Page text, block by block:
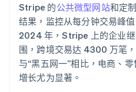
了解 Stripe 如
立即观看
Stripe 的公共微型网站和定
结果，监控从每分钟交易峰
2024 年，Stripe 上的企业
围，跨境交易达 4300 万笔
与“黑五网一”相比，电商、
增长尤为显著。